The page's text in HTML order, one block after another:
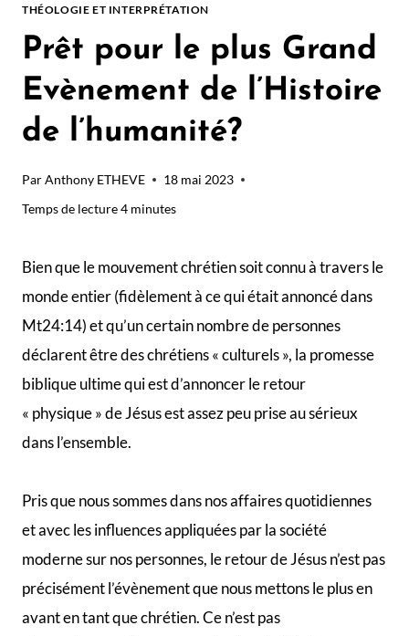
THÉOLOGIE ET INTERPRÉTATION
Prêt pour le plus Grand
Evènement de l’Histoire
de l’humanité?
ParAnthony ETHEVE
18 mai 2023
Temps de lecture4 minutes
Bien que le mouvement chrétien soit connu à travers le
monde entier (fidèlement à ce qui était annoncé dans
Mt24:14) et qu’un certain nombre de personnes
déclarent être des chrétiens « culturels », la promesse
biblique ultime qui est d’annoncer le retour
« physique » de Jésus est assez peu prise au sérieux
dans l’ensemble.
Pris que nous sommes dans nos affaires quotidiennes
et avec les influences appliquées par la société
moderne sur nos personnes, le retour de Jésus n’est pas
précisément l’évènement que nous mettons le plus en
avant en tant que chrétien. Ce n’est pas